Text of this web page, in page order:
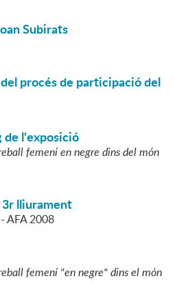
Subirats
procés de participació del
de l'exposició
femení en negre dins del món
lliurament
AFA 2008
femení "en negre" dins el món